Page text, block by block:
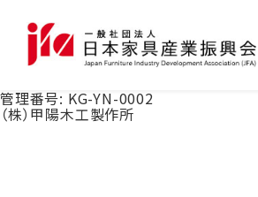
管理番号: KG-YN-0002
（株）甲陽木工製作所